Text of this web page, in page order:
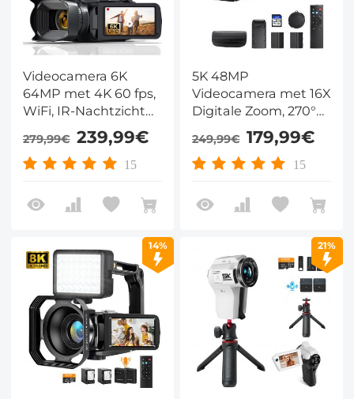
Videocamera 6K
64MP met 4K 60 fps,
WiFi, IR-Nachtzicht
en Draadloze
Microfoon
279,99€ 239,99€
15
5K 48MP
Videocamera met 16X
Digitale Zoom, 270°
Draaibaar 3"
Touchscreen, Wi-Fi,
Afstandsbediening,
HDMI Uitgang, SD
Kaart Ondersteuning
249,99€ 179,99€
15
14% 21%